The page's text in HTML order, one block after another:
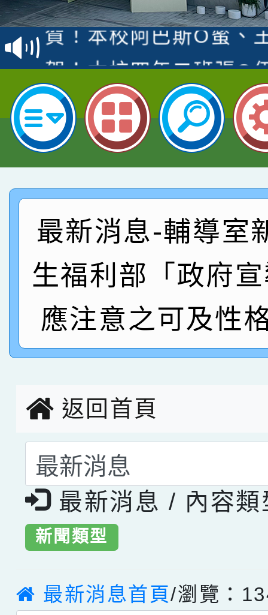
賽 洪綺君教師榮獲社
名
賀！本校阿巴斯O蜜、
倩參加桃園市科展 國
名 指導老師王老師、
賀！本校四年二班張O
園市英語競賽國小朗讀
指導老師林老師
賀！本校參加桃園市中
賽 劉文瑛教師榮獲教
臺灣台語-第二名
賀！本校參與2026世
市賽榮獲科學小創客佳
創客第三名。
賀！本校參加桃園市中
賽 洪綺君教師榮獲社
名
賀！本校阿巴斯O蜜、
倩參加桃園市科展 國
名 指導老師王老師、
賀！本校四年二班張O
園市英語競賽國小朗讀
指導老師林老師
賀！本校參加桃園市中
賽 劉文瑛教師榮獲教
臺灣台語-第二名
賀！本校參與2026世
市賽榮獲科學小創客佳
最新消息-輔導室
生福利部「政府
應注意之可及性
返回首頁
選擇後頁面內容會更
最新消息 / 內容類
新聞類型
最新消息首頁/瀏覽：